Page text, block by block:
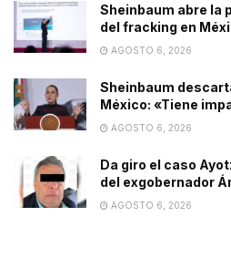
Sheinbaum abre la
del fracking en
AGOSTO 6, 2026
Sheinbaum
México: «Tiene
AGOSTO 6, 2026
Da giro el caso
del exgobernador
AGOSTO 6, 2026